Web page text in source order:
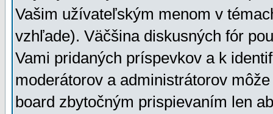
Vašim užívateľským menom v
vzhľade). Väčšina diskusných fór
Vami pridaných príspevkov a k
moderátorov a administrátorov
board zbytočným prispievaním len